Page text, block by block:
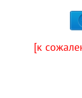
[к